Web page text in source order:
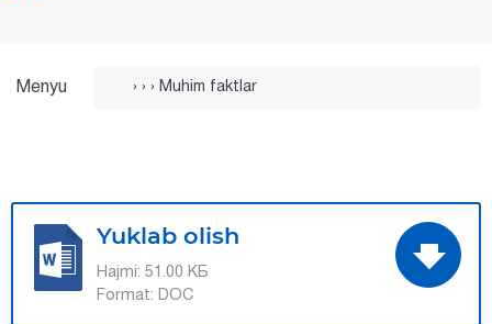
Menyu
Yuklab olish
Hajmi: 51.00 КБ
Format: DOC